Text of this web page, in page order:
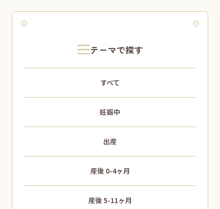
テーマで探す
すべて
妊娠中
出産
産後 0-4ヶ月
産後 5-11ヶ月